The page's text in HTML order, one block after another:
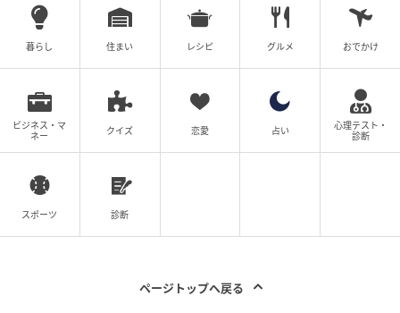
暮らし 住まい レシピ グルメ おでかけ
ビジネス・マ
ネー
クイズ 恋愛 占い
心理テスト・
診断
スポーツ 診断
ページトップへ戻る